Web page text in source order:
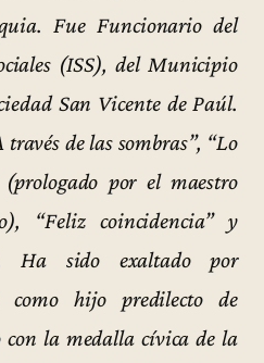
Fue Funcionario del
(ISS), del Municipio
San Vicente de Paúl.
de las sombras”, “Lo
por el maestro
“Feliz coincidencia” y
Ha sido exaltado por
como hijo predilecto de
con la medalla cívica de la